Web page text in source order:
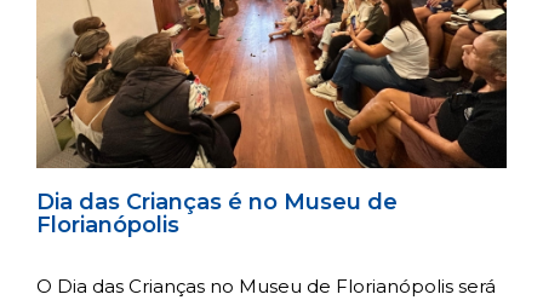
Dia das Crianças é no Museu de
Florianópolis
O Dia das Crianças no Museu de Florianópolis será